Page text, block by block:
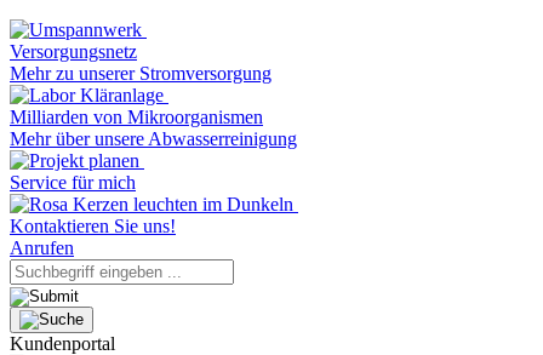
Versorgungsnetz
Mehr zu unserer Stromversorgung
Milliarden von Mikroorganismen
Mehr über unsere Abwasserreinigung
Service für mich
Kontaktieren Sie uns!
Anrufen
Kundenportal